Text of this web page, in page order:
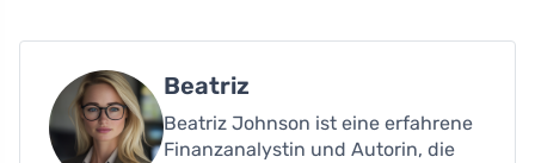
Beatriz
Beatriz Johnson ist eine erfahrene
Finanzanalystin und Autorin, die